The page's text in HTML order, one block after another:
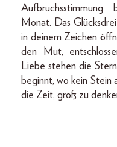
Monat. Das
in deinem Zeichen
den Mut,
Liebe stehen die
beginnt, wo kein
die Zeit, groß zu